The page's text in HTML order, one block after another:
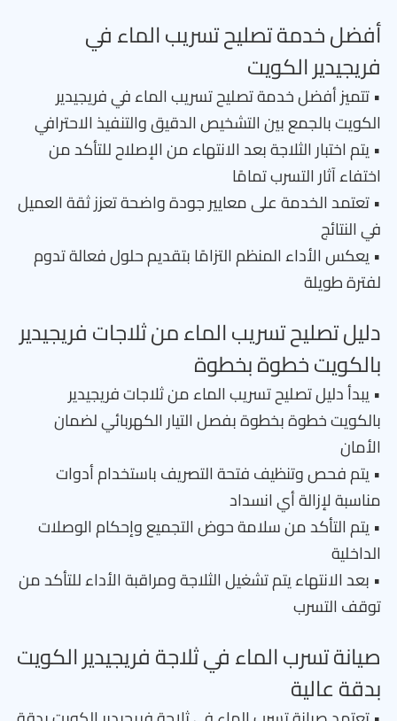
أفضل خدمة تصليح تسريب الماء في
فريجيدير الكويت
• تتميز أفضل خدمة تصليح تسريب الماء في فريجيدير
الكويت بالجمع بين التشخيص الدقيق والتنفيذ الاحترافي
• يتم اختبار الثلاجة بعد الانتهاء من الإصلاح للتأكد من
اختفاء آثار التسرب تمامًا
• تعتمد الخدمة على معايير جودة واضحة تعزز ثقة العميل
في النتائج
• يعكس الأداء المنظم التزامًا بتقديم حلول فعالة تدوم
لفترة طويلة
دليل تصليح تسريب الماء من ثلاجات فريجيدير
بالكويت خطوة بخطوة
• يبدأ دليل تصليح تسريب الماء من ثلاجات فريجيدير
بالكويت خطوة بخطوة بفصل التيار الكهربائي لضمان
الأمان
• يتم فحص وتنظيف فتحة التصريف باستخدام أدوات
مناسبة لإزالة أي انسداد
• يتم التأكد من سلامة حوض التجميع وإحكام الوصلات
الداخلية
• بعد الانتهاء يتم تشغيل الثلاجة ومراقبة الأداء للتأكد من
توقف التسرب
صيانة تسرب الماء في ثلاجة فريجيدير الكويت
بدقة عالية